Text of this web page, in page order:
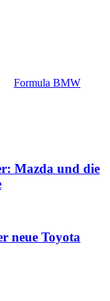
Formula BMW
Mazda und die
neue Toyota